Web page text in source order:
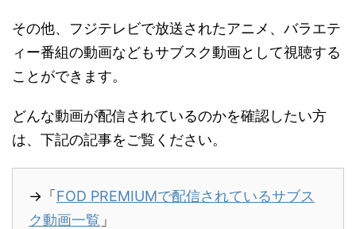
その他、フジテレビで放送されたアニメ、バラエテ
ィー番組の動画などもサブスク動画として視聴する
ことができます。
どんな動画が配信されているのかを確認したい方
は、下記の記事をご覧ください。
→「FOD PREMIUMで配信されているサブス
ク動画一覧 」